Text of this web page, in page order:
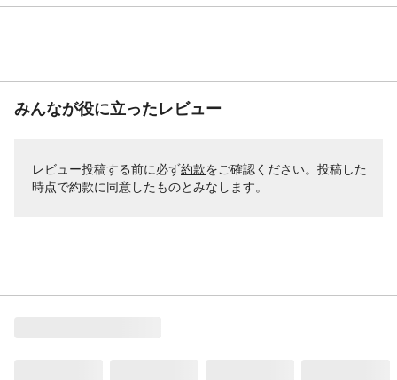
みんなが役に立ったレビュー
レビュー投稿する前に必ず約款をご確認ください。投稿した
時点で約款に同意したものとみなします。